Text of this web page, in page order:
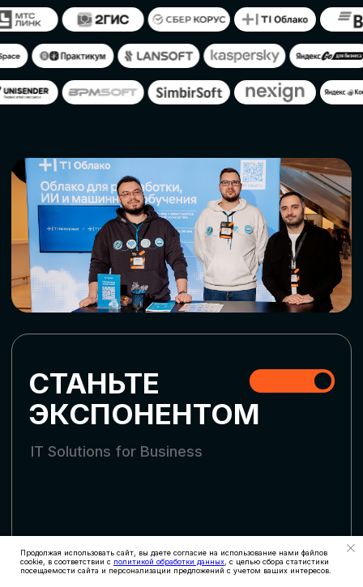
Продолжая использовать сайт, вы даете согласие на использование нами файлов
cookie, в соответствии с политикой обработки данных , с целью сбора статистики
посещаемости сайта и персонализации предложений с учетом ваших интересов.
ЗАЯВКУ
АККРЕДИТАЦИЯ
СМИ
СКАЧАТЬ ПРОГРАММУ
СТАТЬ СПИКЕРОМ
Оставьте заявку, наши менеджеры
свяжутся с вами
СТАТЬ УЧАСТНИКОМ